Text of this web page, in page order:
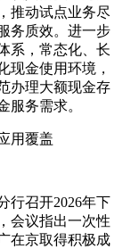
推动试点业务尽
务质效。进一步
系，常态化、长
现金使用环境，
办理大额现金存
服务需求。
用覆盖
行召开2026年下
会议指出一次性
在京取得积极成